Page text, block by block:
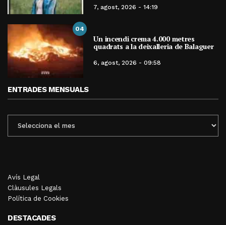
7, agost, 2026 - 14:19
04
Un incendi crema 4.000 metres
quadrats a la deixalleria de Balaguer
6, agost, 2026 - 09:58
ENTRADES MENSUALS
MENSUALS
Avís Legal
Clàusules Legals
Política de Cookies
DESTACADES